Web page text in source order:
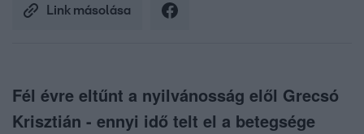
Link másolása
Fél évre eltűnt a nyilvánosság elől Grecsó
Krisztián - ennyi idő telt el a betegsége